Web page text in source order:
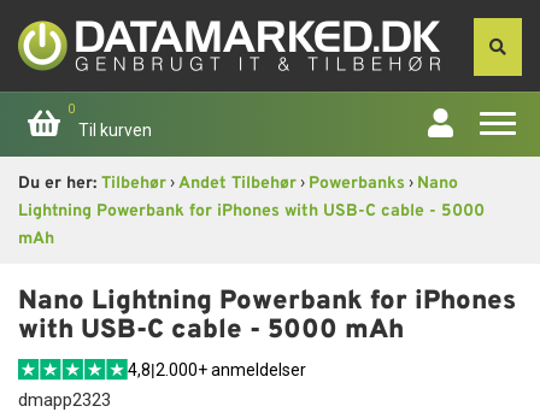
0
Til kurven
Forside
Computer
Skærme
Du er her: Tilbehør›Andet Tilbehør› Powerbanks › Nano
Lightning Powerbank for iPhones with USB-C cable - 5000
mAh
Nano Lightning Powerbank for iPhones
with USB-C cable - 5000 mAh
4,8|2.000+ anmeldelser
dmapp2323